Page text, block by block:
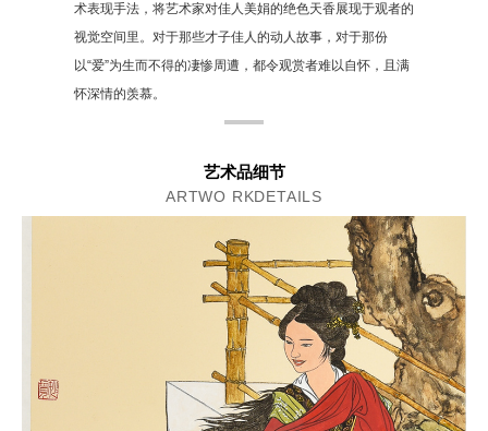
术表现手法，将艺术家对佳人美娟的绝色天香展现于观者的
视觉空间里。对于那些才子佳人的动人故事，对于那份
以“爱”为生而不得的凄惨周遭，都令观赏者难以自怀，且满
怀深情的羡慕。
艺术品细节
ARTWO RKDETAILS